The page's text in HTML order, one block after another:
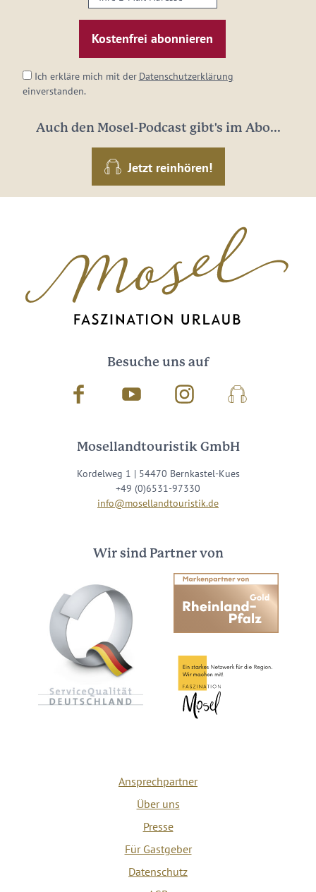
E-
Mail-
Adresse:
Ich erkläre mich mit der Datenschutzerklärung
einverstanden.
Auch den Mosel-Podcast gibt's im Abo...
Jetzt reinhören!
Besuche uns auf
Facebook Youtube InstagramPodcast
Mosellandtouristik GmbH
Kordelweg 1 | 54470 Bernkastel-Kues
+49 (0)6531-97330
info@mosellandtouristik.de
Wir sind Partner von
Ansprechpartner
Über uns
Presse
Für Gastgeber
Datenschutz